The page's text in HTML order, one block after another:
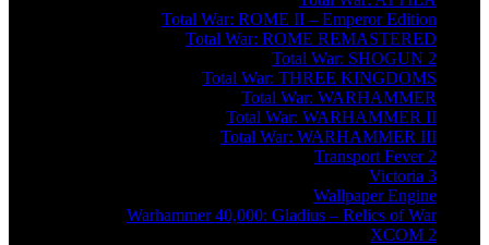
Total War: ROME II – Emperor Edition
Total War: ROME REMASTERED
Total War: SHOGUN 2
Total War: THREE KINGDOMS
Total War: WARHAMMER
Total War: WARHAMMER II
Total War: WARHAMMER III
Transport Fever 2
Victoria 3
Wallpaper Engine
Warhammer 40,000: Gladius – Relics of War
XCOM 2